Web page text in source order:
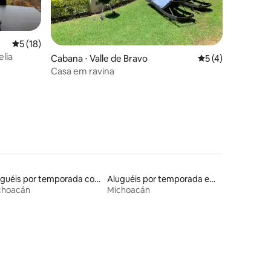
5 de uma avaliação média de 5, 18 avaliações
5 (18)
Cabana ⋅ Valle de Bravo 5 de uma
5 (4)
Casa em ravina
Aluguéis por temporada com caiaque
Aluguéis por temporada em acampamentos
Michoacán